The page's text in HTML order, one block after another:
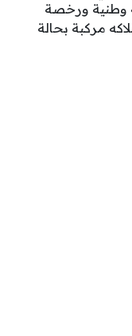
وطنية ورخصة
مركبة بحالة